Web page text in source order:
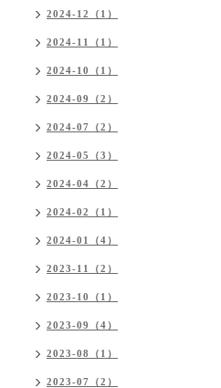
2024-12（1）
2024-11（1）
2024-10（1）
2024-09（2）
2024-07（2）
2024-05（3）
2024-04（2）
2024-02（1）
2024-01（4）
2023-11（2）
2023-10（1）
2023-09（4）
2023-08（1）
2023-07（2）